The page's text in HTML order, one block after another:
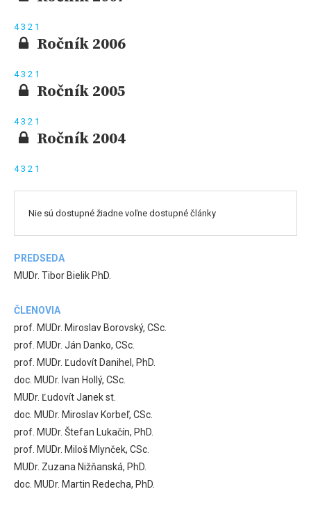
43 2 1
Ročník 2006
43 2 1
Ročník 2005
43 2 1
Ročník 2004
43 2 1
Nie sú dostupné žiadne voľne dostupné články
PREDSEDA
MUDr. Tibor Bielik PhD.
ČLENOVIA
prof. MUDr. Miroslav Borovský, CSc.
prof. MUDr. Ján Danko, CSc.
prof. MUDr. Ľudovít Danihel, PhD.
doc. MUDr. Ivan Hollý, CSc.
MUDr. Ľudovít Janek st.
doc. MUDr. Miroslav Korbeľ, CSc.
prof. MUDr. Štefan Lukačín, PhD.
prof. MUDr. Miloš Mlynček, CSc.
MUDr. Zuzana Nižňanská, PhD.
doc. MUDr. Martin Redecha, PhD.